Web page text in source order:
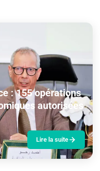
: 155 opérations
autorisées
Lire la suite